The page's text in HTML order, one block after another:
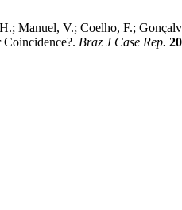
Manuel, V.; Coelho, F.;
Braz J Case Rep.